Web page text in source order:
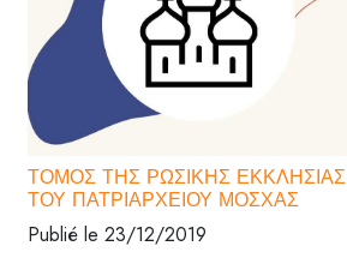
ΤΟΜΟΣ ΤΗΣ ΡΩΣΙΚΗΣ ΕΚΚΛΗΣΙΑΣ
ΤΟΥ ΠΑΤΡΙΑΡΧΕΙΟΥ ΜΟΣΧΑΣ
Publié le 23/12/2019